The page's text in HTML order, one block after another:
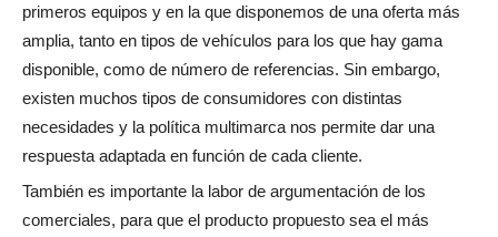
primeros equipos y en la que disponemos de una oferta más
amplia, tanto en tipos de vehículos para los que hay gama
disponible, como de número de referencias. Sin embargo,
existen muchos tipos de consumidores con distintas
necesidades y la política multimarca nos permite dar una
respuesta adaptada en función de cada cliente.
También es importante la labor de argumentación de los
comerciales, para que el producto propuesto sea el más